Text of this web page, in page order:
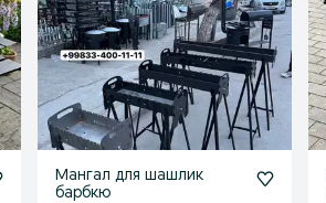
Мангал для шашлик
барбкю